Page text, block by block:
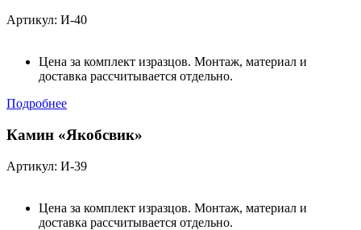
Артикул: И-40
Цена за комплект изразцов. Монтаж, материал и
доставка рассчитывается отдельно.
Подробнее
Камин «Якобсвик»
Артикул: И-39
Цена за комплект изразцов. Монтаж, материал и
доставка рассчитывается отдельно.